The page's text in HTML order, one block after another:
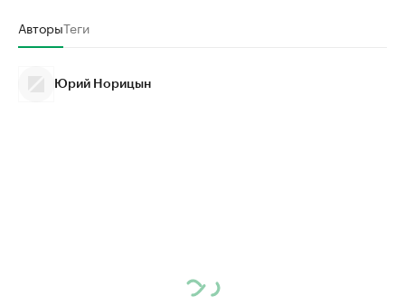
АвторыТеги
Юрий Норицын